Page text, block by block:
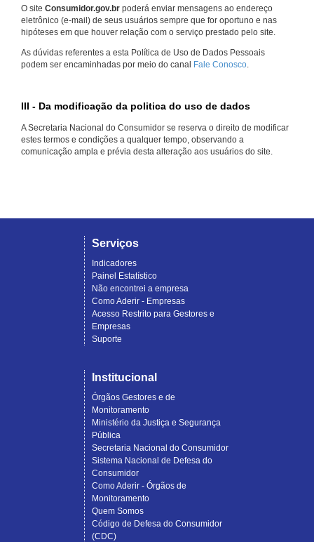
O site Consumidor.gov.br poderá enviar mensagens ao endereço
eletrônico (e-mail) de seus usuários sempre que for oportuno e nas
hipóteses em que houver relação com o serviço prestado pelo site.
As dúvidas referentes a esta Política de Uso de Dados Pessoais
podem ser encaminhadas por meio do canal Fale Conosco.
III - Da modificação da politica do uso de dados
A Secretaria Nacional do Consumidor se reserva o direito de modificar
estes termos e condições a qualquer tempo, observando a
comunicação ampla e prévia desta alteração aos usuários do site.
Serviços
Indicadores
Painel Estatístico
Não encontrei a empresa
Como Aderir - Empresas
Acesso Restrito para Gestores e
Empresas
Suporte
Institucional
Órgãos Gestores e de
Monitoramento
Ministério da Justiça e Segurança
Pública
Secretaria Nacional do Consumidor
Sistema Nacional de Defesa do
Consumidor
Como Aderir - Órgãos de
Monitoramento
Quem Somos
Código de Defesa do Consumidor
(CDC)